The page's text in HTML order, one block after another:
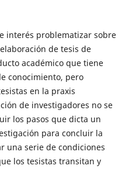
interés problematizar sobre
de tesis de
académico que tiene
conocimiento, pero
en la praxis
de investigadores no se
los pasos que dicta un
para concluir la
una serie de condiciones
los tesistas transitan y